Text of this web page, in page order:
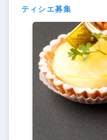
ティシエ募集